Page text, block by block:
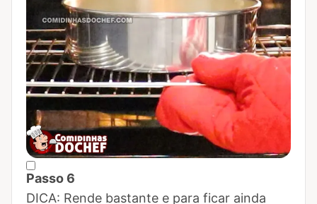
Passo 6
Marcar Passo 6 como concluído
DICA: Rende bastante e para ficar ainda